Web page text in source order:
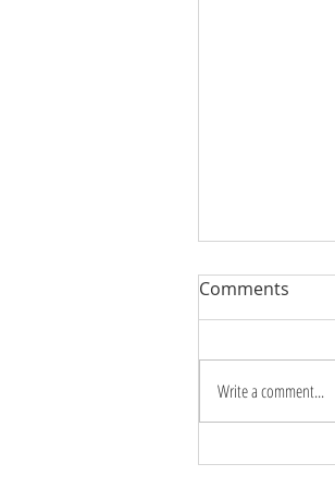
Comments
Write a comment...